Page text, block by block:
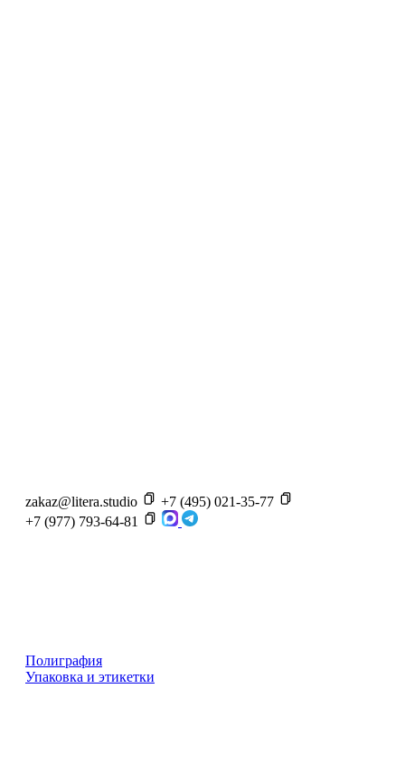
zakaz@litera.studio
+7 (495) 021-35-77
+7 (977) 793-64-81
Полиграфия
Упаковка и этикетки